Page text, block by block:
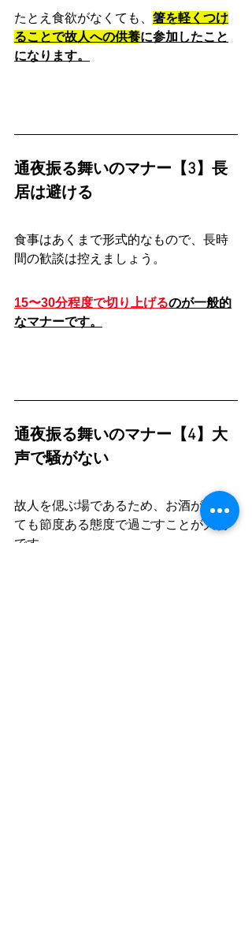
たとえ食欲がなくても、 箸を軽くつけ
ることで故人への供養に参加したこと
になります。
通夜振る舞いのマナー【3】長
居は避ける
食事はあくまで形式的なもので、長時
間の歓談は控えましょう。
15〜30分程度で切り上げるのが一般的
なマナーです。
通夜振る舞いのマナー【4】大
声で騒がない
故人を偲ぶ場であるため、お酒が入っ
ても節度ある態度で過ごすことが大切
です。